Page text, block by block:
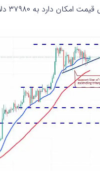
دارد به ۳۷۹۸۰ دلار برسد.